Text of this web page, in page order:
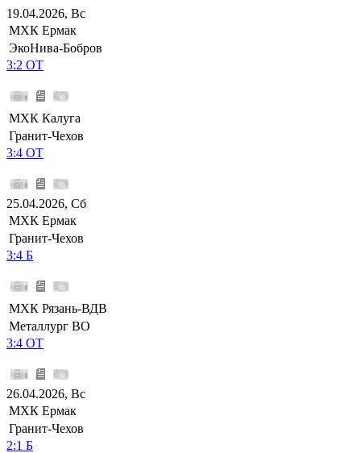
19.04.2026, Вс
МХК Ермак
ЭкоНива-Бобров
3:2 ОТ
МХК Калуга
Гранит-Чехов
3:4 ОТ
25.04.2026, Сб
МХК Ермак
Гранит-Чехов
3:4 Б
МХК Рязань-ВДВ
Металлург ВО
3:4 ОТ
26.04.2026, Вс
МХК Ермак
Гранит-Чехов
2:1 Б